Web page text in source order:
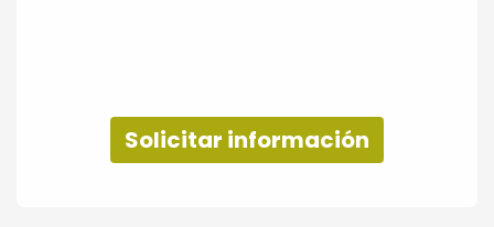
Solicitar información